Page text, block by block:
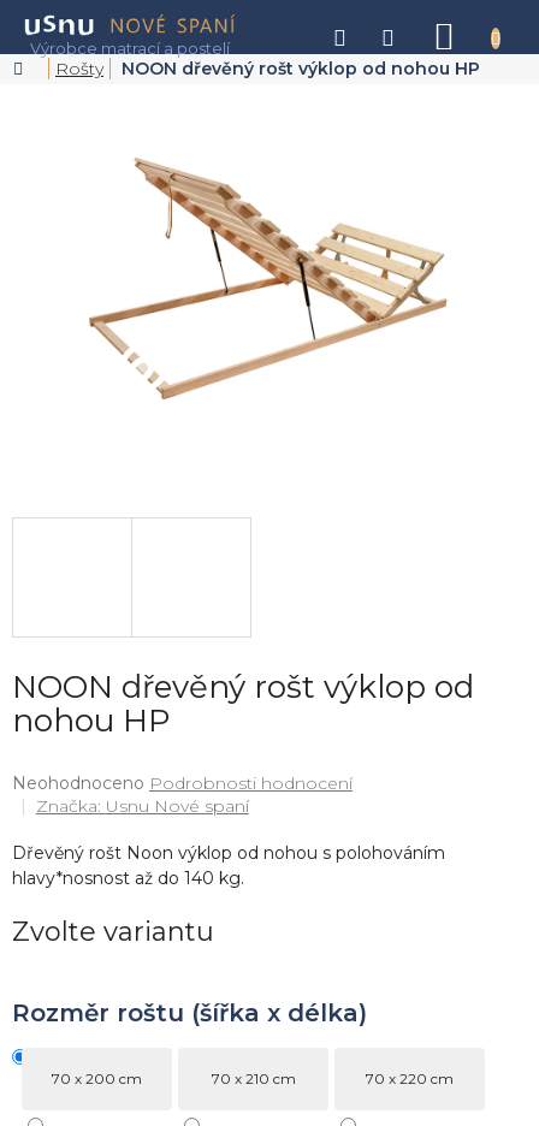
obsah
KOŠÍK
Domů
Rošty NOON dřevěný rošt výklop od nohou HP
NOON dřevěný rošt výklop od
nohou HP
Průměrné
hodnocení
je
0,0
5
hvězdiček.
Neohodnoceno Podrobnosti hodnocení
Značka: Usnu Nové spaní
Zvolte variantu
Rozměr roštu (šířka x délka)
70 x 200 cm 70 x 210 cm 70 x 220 cm
Dřevěný rošt Noon výklop od nohou s polohováním
hlavy*nosnost až do 140 kg.